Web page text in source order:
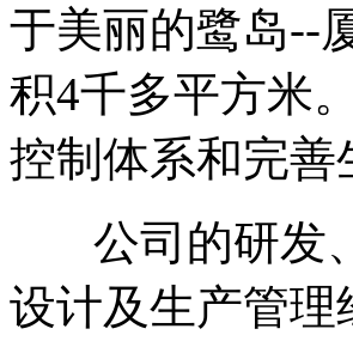
于美丽的鹭岛--
积4千多平方米
控制体系和完
公司的研发、
设计及生产管